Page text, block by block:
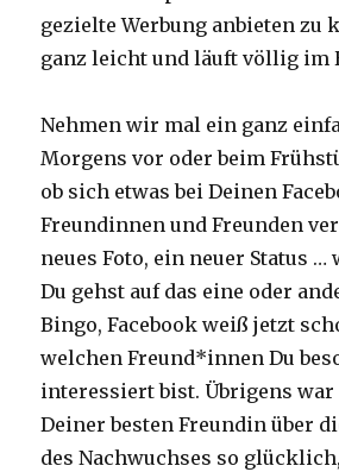
gezielte Werbung anbieten zu
ganz leicht und läuft völlig im
Nehmen wir mal ein ganz
Morgens vor oder beim
ob sich etwas bei Deinen
Freundinnen und Freunden
neues Foto, ein neuer Status …
Du gehst auf das eine oder
Bingo, Facebook weiß jetzt
welchen Freund*innen Du
interessiert bist. Übrigens war
Deiner besten Freundin über
des Nachwuchses so